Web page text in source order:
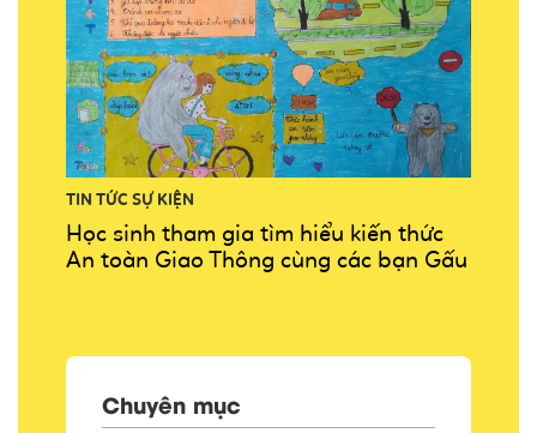
TIN TỨC SỰ KIỆN
Học sinh tham gia tìm hiểu kiến thức
An toàn Giao Thông cùng các bạn Gấu
Chuyên mục